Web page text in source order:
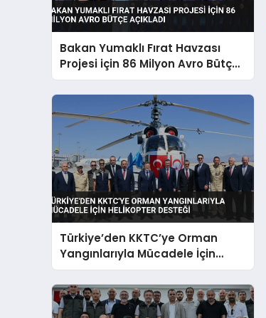
Bakan Yumaklı Fırat Havzası
Projesi için 86 Milyon Avro Bütçe
Açıkladı
Türkiye’den KKTC’ye Orman
Yangınlarıyla Mücadele İçin
Helikopter Desteği